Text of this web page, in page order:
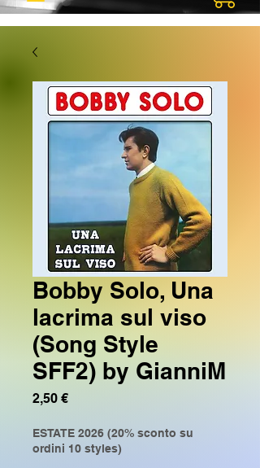
Bobby Solo, Una
lacrima sul viso
(Song Style
SFF2) by GianniM
2,50 €Prezzo
ESTATE 2026 (20% sconto su
ordini 10 styles)